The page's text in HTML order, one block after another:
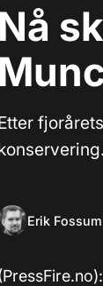
Nå
Erik Fossum